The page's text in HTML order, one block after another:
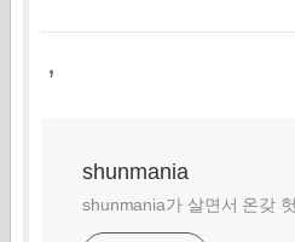
,
shunmania
shunmania가 살면서 온갖